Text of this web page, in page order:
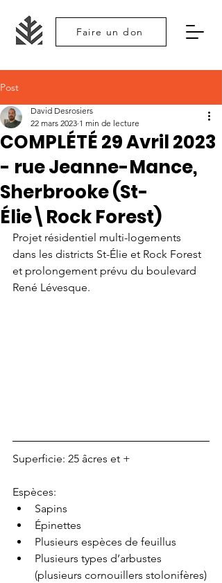
Faire un don
Post
COMPLÉTÉ 29 Avril 2023
- rue Jeanne-Mance,
Sherbrooke (St-
Élie\Rock Forest)
David Desrosiers
22 mars 2023 1 min de lecture
Projet résidentiel multi-logements
dans les districts St-Élie et Rock Forest
et prolongement prévu du boulevard
René Lévesque.
Superficie: 25 âcres et +
Espèces:
Sapins
Épinettes
Plusieurs espèces de feuillus
Plusieurs types d’arbustes
(plusieurs cornouillers stolonifères)